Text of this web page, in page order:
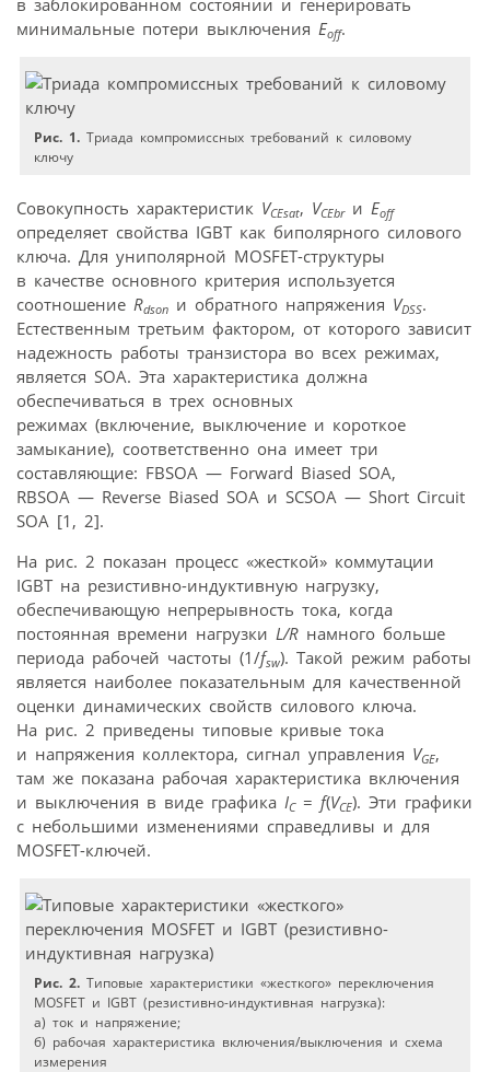
в заблокированном состоянии и генерировать
минимальные потери выключения Eoff.
Рис. 1. Триада компромиссных требований к силовому
ключу
Совокупность характеристик VCEsat, VCEbrи Eoff
определяет свойства IGBT как биполярного силового
ключа. Для униполярной MOSFET-структуры
в качестве основного критерия используется
соотношение Rdson и обратного напряжения VDSS.
Естественным третьим фактором, от которого зависит
надежность работы транзистора во всех режимах,
является SOA. Эта характеристика должна
обеспечиваться в трех основных
режимах (включение, выключение и короткое
замыкание), соответственно она имеет три
составляющие: FBSOA — Forward Biased SOA,
RBSOA — Reverse Biased SOA и SCSOA — Short Circuit
SOA [1, 2].
На рис. 2 показан процесс «жесткой» коммутации
IGBT на резистивно-индуктивную нагрузку,
обеспечивающую непрерывность тока, когда
постоянная времени нагрузки L/R намного больше
периода рабочей частоты (1/fsw). Такой режим работы
является наиболее показательным для качественной
оценки динамических свойств силового ключа.
На рис. 2 приведены типовые кривые тока
и напряжения коллектора, сигнал управления VGE,
там же показана рабочая характеристика включения
и выключения в виде графика IC= f(VCE). Эти графики
с небольшими изменениями справедливы и для
MOSFET-ключей.
Рис. 2. Типовые характеристики «жесткого» переключения
MOSFET и IGBT (резистивно-индуктивная нагрузка):
а) ток и напряжение;
б) рабочая характеристика включения/выключения и схема
измерения